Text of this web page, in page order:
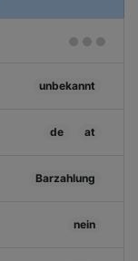
unbekannt
de at
Barzahlung
nein